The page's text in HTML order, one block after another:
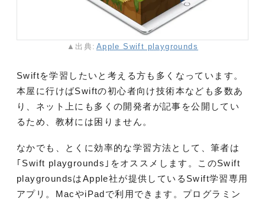
▲出典: Apple Swift playgrounds
Swiftを学習したいと考える方も多くなっています。
本屋に行けばSwiftの初心者向け技術本なども多数あ
り、ネット上にも多くの開発者が記事を公開してい
るため、教材には困りません。
なかでも、とくに効率的な学習方法として、筆者は
｢Swift playgrounds｣をオススメします。このSwift
playgroundsはApple社が提供しているSwift学習専用
アプリ。MacやiPadで利用できます。プログラミン